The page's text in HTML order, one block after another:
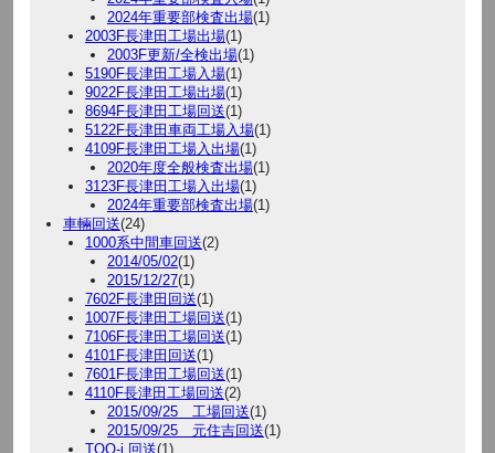
2024年重要部検査出場(1)
2003F長津田工場出場(1)
2003F更新/全検出場(1)
5190F長津田工場入場(1)
9022F長津田工場出場(1)
8694F長津田工場回送(1)
5122F長津田車両工場入場(1)
4109F長津田工場入出場(1)
2020年度全般検査出場(1)
3123F長津田工場入出場(1)
2024年重要部検査出場(1)
車輛回送(24)
1000系中間車回送(2)
2014/05/02(1)
2015/12/27(1)
7602F長津田回送(1)
1007F長津田工場回送(1)
7106F長津田工場回送(1)
4101F長津田回送(1)
7601F長津田工場回送(1)
4110F長津田工場回送(2)
2015/09/25 工場回送(1)
2015/09/25 元住吉回送(1)
TOQ-i 回送(1)